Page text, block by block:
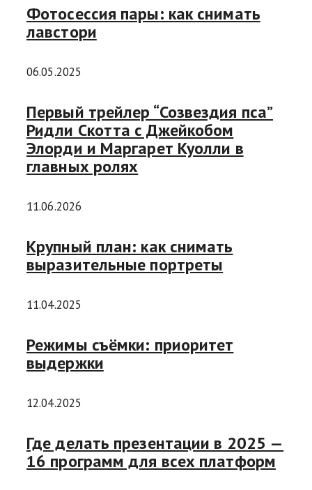
Фотосессия пары: как снимать
лавстори
06.05.2025
Первый трейлер “Созвездия пса”
Ридли Скотта c Джейкобом
Элорди и Маргарет Куолли в
главных ролях
11.06.2026
Крупный план: как снимать
выразительные портреты
11.04.2025
Режимы съёмки: приоритет
выдержки
12.04.2025
Где делать презентации в 2025 —
16 программ для всех платформ